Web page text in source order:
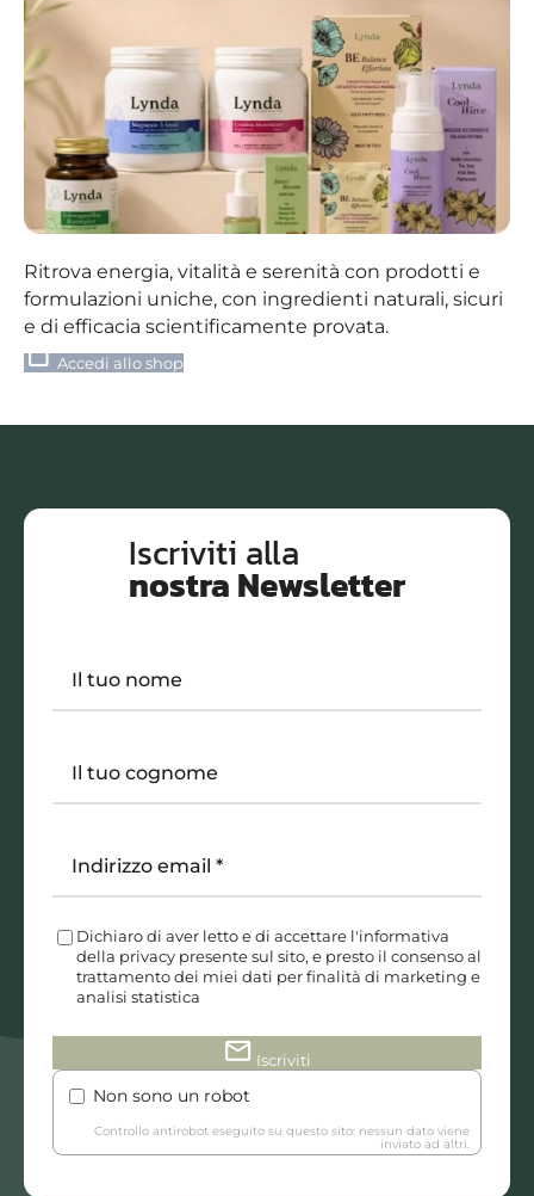
Ritrova energia, vitalità e serenità con prodotti e
formulazioni uniche, con ingredienti naturali, sicuri
e di efficacia scientificamente provata.
shopping_bagAccedi allo shop
Iscriviti alla
nostra Newsletter
Il tuo nome
Il tuo cognome
Indirizzo email *
Dichiaro di aver letto e di accettare l'informativa
della privacy presente sul sito, e presto il consenso al
trattamento dei miei dati per finalità di marketing e
analisi statistica
mail Iscriviti
Non sono un robot
Controllo antirobot eseguito su questo sito: nessun dato viene
inviato ad altri.